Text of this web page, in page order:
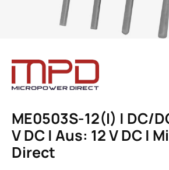
ME0503S-12(I) | DC/
V DC | Aus: 12 V DC |
Direct